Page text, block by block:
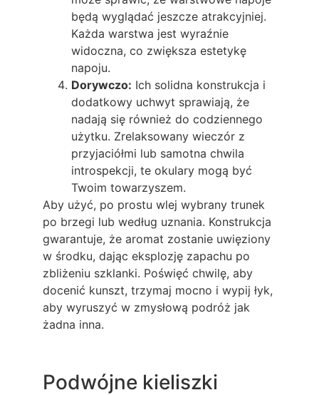
będą wyglądać jeszcze atrakcyjniej.
Każda warstwa jest wyraźnie
widoczna, co zwiększa estetykę
napoju.
Dorywczo: Ich solidna konstrukcja i
dodatkowy uchwyt sprawiają, że
nadają się również do codziennego
użytku. Zrelaksowany wieczór z
przyjaciółmi lub samotna chwila
introspekcji, te okulary mogą być
Twoim towarzyszem.
Aby użyć, po prostu wlej wybrany trunek
po brzegi lub według uznania. Konstrukcja
gwarantuje, że aromat zostanie uwięziony
w środku, dając eksplozję zapachu po
zbliżeniu szklanki. Poświęć chwilę, aby
docenić kunszt, trzymaj mocno i wypij łyk,
aby wyruszyć w zmysłową podróż jak
żadna inna.
Podwójne kieliszki